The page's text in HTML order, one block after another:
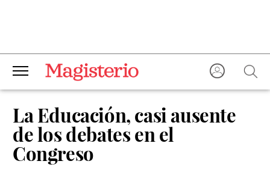
La Educación, casi ausente
de los debates en el
Congreso